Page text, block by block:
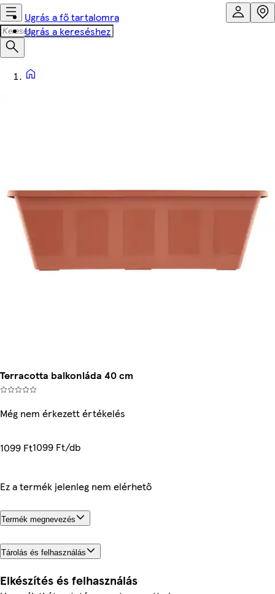
Ugrás a fő tartalomra
Ugrás a kereséshez
Terracotta balkonláda 40 cm
Még nem érkezett értékelés
1099 Ft1099 Ft/db
Ez a termék jelenleg nem elérhető
Termék megnevezés
Tárolás és felhasználás
Elkészítés és felhasználás